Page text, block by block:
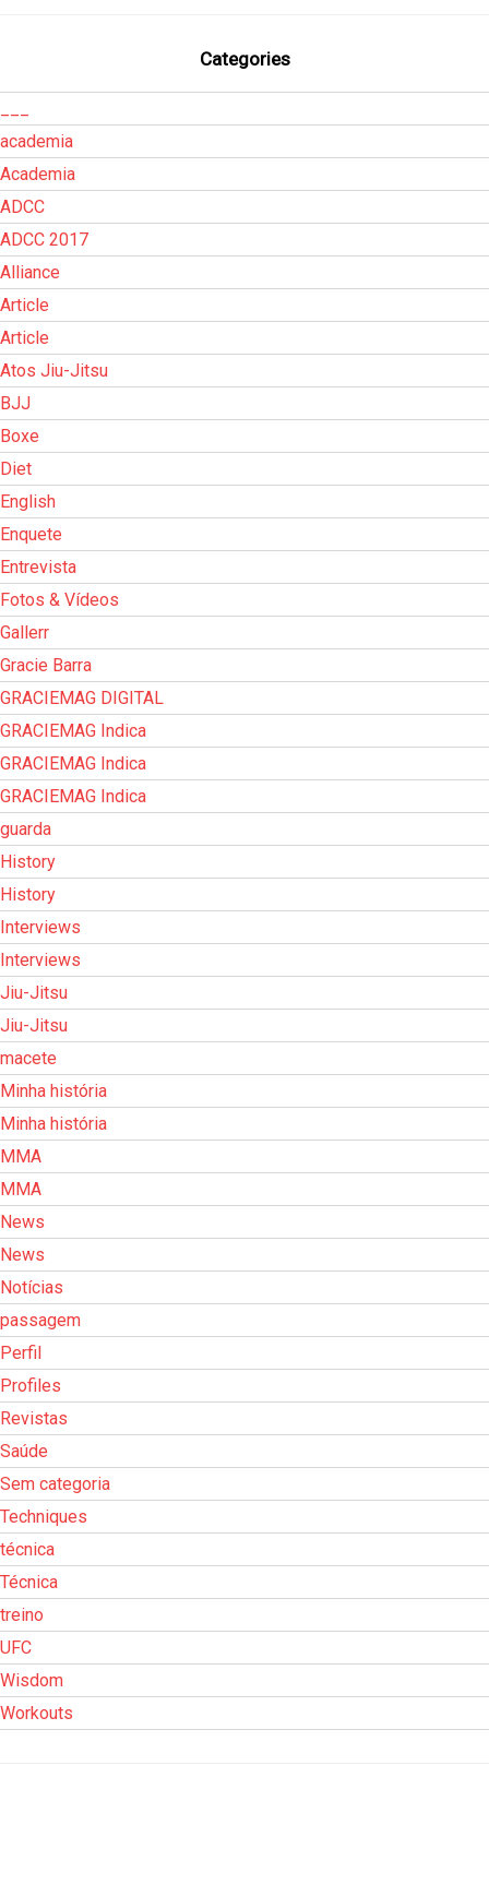
Categories
academia
Academia
ADCC
ADCC 2017
Alliance
Article
Article
Atos Jiu-Jitsu
BJJ
Boxe
Diet
English
Enquete
Entrevista
Fotos & Vídeos
Gallerr
Gracie Barra
GRACIEMAG DIGITAL
GRACIEMAG Indica
GRACIEMAG Indica
GRACIEMAG Indica
guarda
History
History
Interviews
Interviews
Jiu-Jitsu
Jiu-Jitsu
macete
Minha história
Minha história
MMA
MMA
News
News
Notícias
passagem
Perfil
Profiles
Revistas
Saúde
Sem categoria
Techniques
técnica
Técnica
treino
UFC
Wisdom
Workouts